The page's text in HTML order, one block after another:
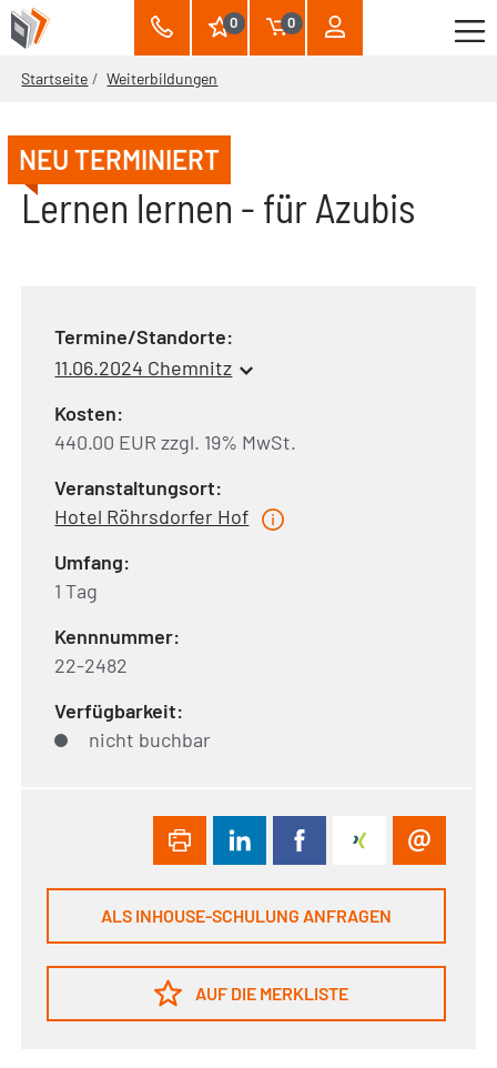
0 0
Startseite Weiterbildungen
NEU TERMINIERT
Lernen lernen - für Azubis
Termine/Standorte:
11.06.2024 Chemnitz
Kosten:
440.00 EUR zzgl. 19% MwSt.
Veranstaltungsort:
Hotel Röhrsdorfer Hof
Umfang:
1 Tag
Kennnummer:
22-2482
Verfügbarkeit:
nicht buchbar
ALS INHOUSE-SCHULUNG ANFRAGEN
AUF DIE MERKLISTE